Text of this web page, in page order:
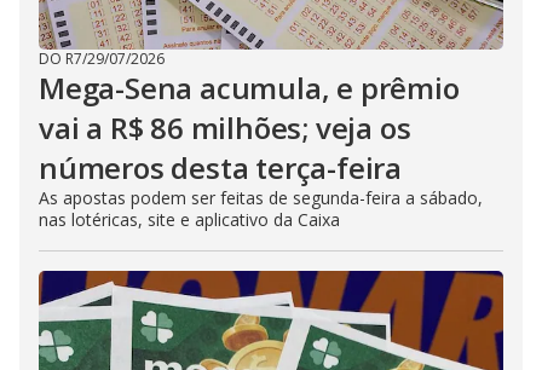
DO R7/29/07/2026
Mega-Sena acumula, e prêmio
vai a R$ 86 milhões; veja os
números desta terça-feira
As apostas podem ser feitas de segunda-feira a sábado,
nas lotéricas, site e aplicativo da Caixa